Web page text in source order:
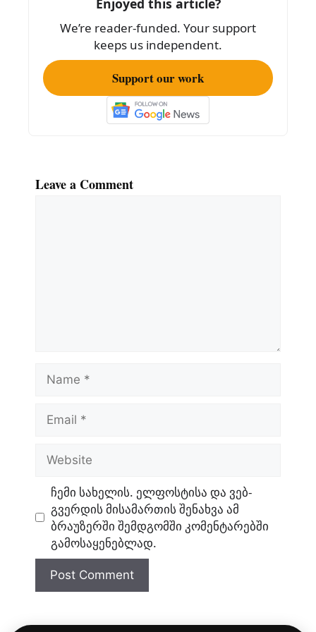
Enjoyed this article?
We’re reader-funded. Your support
keeps us independent.
Support our work
Leave a Comment
Name
Email
Website
ჩემი სახელის. ელფოსტისა და ვებ-
გვერდის მისამართის შენახვა ამ
ბრაუზერში შემდგომში კომენტარებში
გამოსაყენებლად.